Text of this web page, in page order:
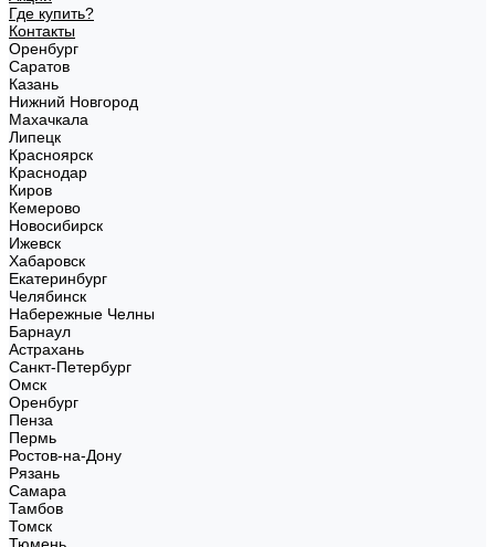
Где купить?
Контакты
Оренбург
Саратов
Казань
Нижний Новгород
Махачкала
Липецк
Красноярск
Краснодар
Киров
Кемерово
Новосибирск
Ижевск
Хабаровск
Екатеринбург
Челябинск
Набережные Челны
Барнаул
Астрахань
Санкт-Петербург
Омск
Оренбург
Пенза
Пермь
Ростов-на-Дону
Рязань
Самара
Тамбов
Томск